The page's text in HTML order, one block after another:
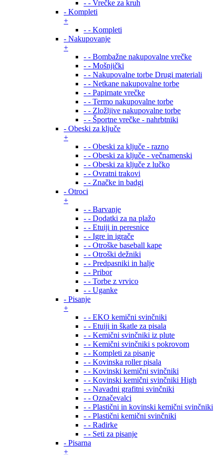
- - Vrečke za kruh
- Kompleti
+
- - Kompleti
- Nakupovanje
+
- - Bombažne nakupovalne vrečke
- - Mošnjički
- - Nakupovalne torbe Drugi materiali
- - Netkane nakupovalne torbe
- - Papirnate vrečke
- - Termo nakupovalne torbe
- - Zložljive nakupovalne torbe
- - Športne vrečke - nahrbtniki
- Obeski za ključe
+
- - Obeski za ključe - razno
- - Obeski za ključe - večnamenski
- - Obeski za ključe z lučko
- - Ovratni trakovi
- - Značke in badgi
- Otroci
+
- - Barvanje
- - Dodatki za na plažo
- - Etuiji in peresnice
- - Igre in igrače
- - Otroške baseball kape
- - Otroški dežniki
- - Predpasniki in halje
- - Pribor
- - Torbe z vrvico
- - Uganke
- Pisanje
+
- - EKO kemični svinčniki
- - Etuiji in škatle za pisala
- - Kemični svinčniki iz plute
- - Kemični svinčniki s pokrovom
- - Kompleti za pisanje
- - Kovinska roller pisala
- - Kovinski kemični svinčniki
- - Kovinski kemični svinčniki High
- - Navadni grafitni svinčniki
- - Označevalci
- - Plastični in kovinski kemični svinčniki
- - Plastični kemični svinčniki
- - Radirke
- - Seti za pisanje
- Pisarna
+